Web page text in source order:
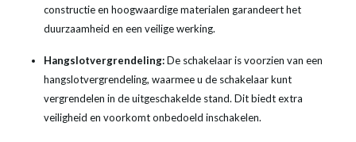
constructie en hoogwaardige materialen garandeert het
duurzaamheid en een veilige werking.
Hangslotvergrendeling:De schakelaar is voorzien van een
hangslotvergrendeling, waarmee u de schakelaar kunt
vergrendelen in de uitgeschakelde stand. Dit biedt extra
veiligheid en voorkomt onbedoeld inschakelen.